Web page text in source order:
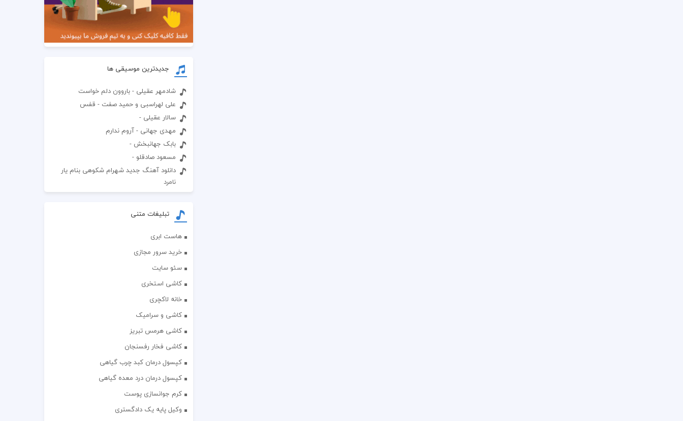
جدیدترین موسیقی ها
شادمهر عقیلی - باروون دلم خواست
علی لهراسبی و حمید صفت - قفس
سالار عقیلی -
مهدی جهانی - آروم ندارم
بابک جهانبخش -
مسعود صادقلو -
دانلود آهنگ جدید شهرام شکوهی بنام یار
نامرد
تبلیغات متنی
هاست ابری
خرید سرور مجازی
سئو سایت
کاشی استخری
خانه لاکچری
کاشی و سرامیک
کاشی هرمس تبریز
کاشی فخار رفسنجان
کپسول درمان کبد چرب گیاهی
کپسول درمان درد معده گیاهی
کرم جوانسازی پوست
وکیل پایه یک دادگستری